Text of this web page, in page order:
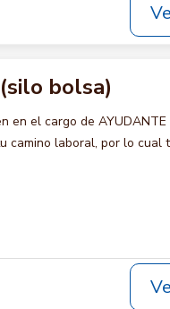
bolsa)
el cargo de AYUDANTE
camino laboral, por lo cual